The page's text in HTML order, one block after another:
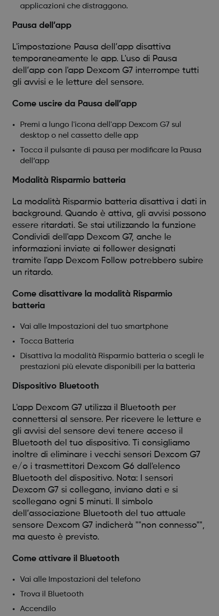
applicazioni che distraggono.
Pausa dell’app
L'impostazione Pausa dell’app disattiva
temporaneamente le app. L'uso di Pausa
dell’app con l'app Dexcom G7 interrompe tutti
gli avvisi e le letture del sensore.
Come uscire da Pausa dell’app
Premi a lungo l'icona dell'app Dexcom G7 sul
desktop o nel cassetto delle app
Tocca il pulsante di pausa per modificare la Pausa
dell’app
Modalità Risparmio batteria
La modalità Risparmio batteria disattiva i dati in
background. Quando è attiva, gli avvisi possono
essere ritardati. Se stai utilizzando la funzione
Condividi dell'app Dexcom G7, anche le
informazioni inviate ai follower designati
tramite l'app Dexcom Follow potrebbero subire
un ritardo.
Come disattivare la modalità Risparmio
batteria
Vai alle Impostazioni del tuo smartphone
Tocca Batteria
Disattiva la modalità Risparmio batteria o scegli le
prestazioni più elevate disponibili per la batteria
Dispositivo Bluetooth
L'app Dexcom G7 utilizza il Bluetooth per
connettersi al sensore. Per ricevere le letture e
gli avvisi del sensore devi tenere acceso il
Bluetooth del tuo dispositivo. Ti consigliamo
inoltre di eliminare i vecchi sensori Dexcom G7
e/o i trasmettitori Dexcom G6 dall'elenco
Bluetooth del dispositivo. Nota: I sensori
Dexcom G7 si collegano, inviano dati e si
scollegano ogni 5 minuti. Il simbolo
dell’associazione Bluetooth del tuo attuale
sensore Dexcom G7 indicherà ""non connesso"",
ma questo è previsto.
Come attivare il Bluetooth
Vai alle Impostazioni del telefono
Trova il Bluetooth
Accendilo